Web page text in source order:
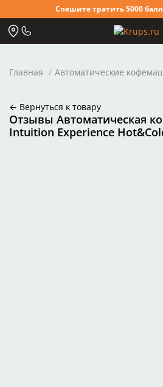
Спешите тратить 5000
Главная Автоматические
← Вернуться к товару
Отзывы Автоматическая
Intuition Experience